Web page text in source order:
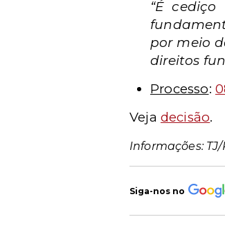
“É
por meio
direitos
Processo:
Veja decisão.
Informações: TJ/
Siga-nos no